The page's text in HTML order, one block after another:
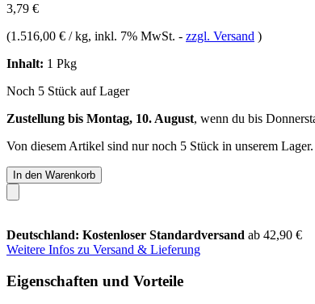
3,79 €
(1.516,00 € / kg, inkl. 7% MwSt. - zzgl. Versand )
Inhalt: 1 Pkg
Noch 5 Stück auf Lager
Zustellung bis Montag, 10. August, wenn du bis
Von diesem Artikel sind nur noch 5 Stück in unserem
In den Warenkorb
Deutschland: Kostenloser Standardversand ab 42,90 €
Weitere Infos zu Versand & Lieferung
Eigenschaften und Vorteile